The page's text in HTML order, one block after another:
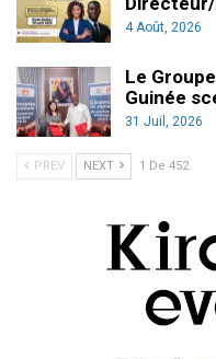
4 Août, 2026
Le
Guinée
31 Juil, 2026
PREV NEXT 1 De 452